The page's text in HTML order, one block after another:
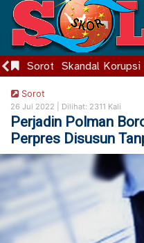
Sorot Skandal Korupsi
Sorot
26 Jul 2022 | Dilihat: 2311 Kali
Perjadin Polman
Perpres Disusun